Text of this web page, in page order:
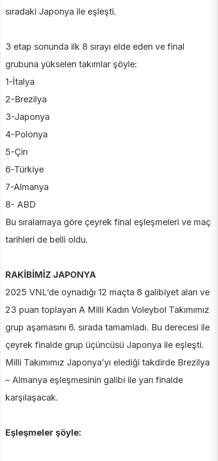
sıradaki Japonya ile eşleşti.
3 etap sonunda ilk 8 sırayı elde eden ve final
grubuna yükselen takımlar şöyle:
1-İtalya
2-Brezilya
3-Japonya
4-Polonya
5-Çin
6-Türkiye
7-Almanya
8- ABD
Bu sıralamaya göre çeyrek final eşleşmeleri ve maç
tarihleri de belli oldu.
RAKİBİMİZ JAPONYA
2025 VNL’de oynadığı 12 maçta 8 galibiyet alan ve
23 puan toplayan A Milli Kadın Voleybol Takımımız
grup aşamasını 6. sırada tamamladı. Bu derecesi ile
çeyrek finalde grup üçüncüsü Japonya ile eşleşti.
Milli Takımımız Japonya’yı elediği takdirde Brezilya
– Almanya eşleşmesinin galibi ile yarı finalde
karşılaşacak.
Eşleşmeler şöyle: